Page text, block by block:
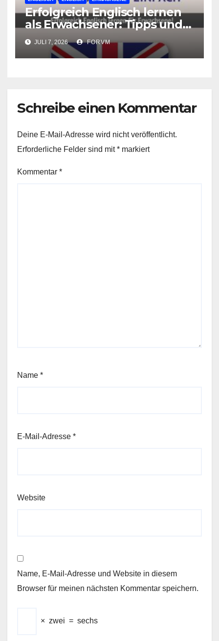
Erfolgreich Englisch lernen
als Erwachsener: Tipps und
Tricks für den Spracherwerb
JULI 7, 2026 FORVM
Schreibe einen Kommentar
Deine E-Mail-Adresse wird nicht veröffentlicht.
Erforderliche Felder sind mit* markiert
Kommentar *
Name *
E-Mail-Adresse *
Website
Name, E-Mail-Adresse und Website in diesem
Browser für meinen nächsten Kommentar speichern.
× zwei = sechs